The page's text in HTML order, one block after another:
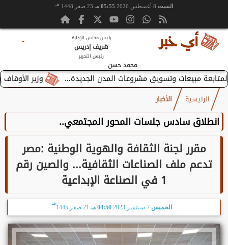
السبت 05:55 مـ 23 صفر 1448 هـ
رئيس مجلس الإدارة
شريف إدريس
رئيس التحرير
محمد حسن
-
وزير الأوقاف يستقبل
الرئيسية الأخبار
انطلاق سادس جلسات المحور المجتمعي..
مقرر لجنة الثقافة والهوية الوطنية :مصر
تدعم ملف الصناعات الثقافية... والصين رقم
1 في الصناعة الإبداعية
الخميس 04:50 مـ 21 صفر 1445
هـ